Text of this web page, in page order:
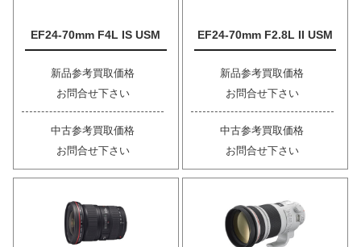
EF24-70mm F4L IS USM
新品参考買取価格
お問合せ下さい
中古参考買取価格
お問合せ下さい
EF24-70mm F2.8L II USM
新品参考買取価格
お問合せ下さい
中古参考買取価格
お問合せ下さい